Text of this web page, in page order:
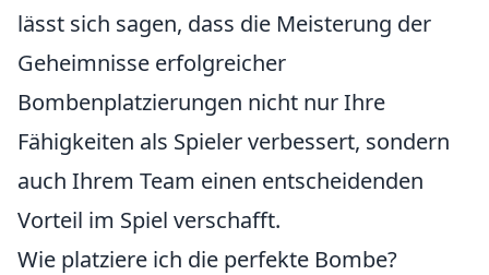
lässt sich sagen, dass die Meisterung der
Geheimnisse erfolgreicher
Bombenplatzierungen nicht nur Ihre
Fähigkeiten als Spieler verbessert, sondern
auch Ihrem Team einen entscheidenden
Vorteil im Spiel verschafft.
Wie platziere ich die perfekte Bombe?